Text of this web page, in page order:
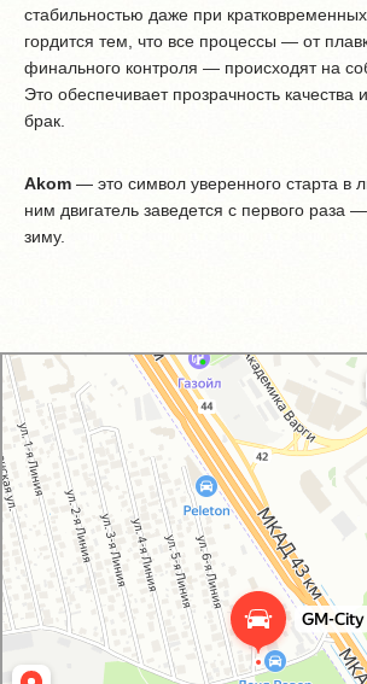
стабильностью даже при
гордится тем, что все процессы — от
финального контроля — происходят на
Это обеспечивает прозрачность качества
брак.
Akom — это символ уверенного старта в
ним двигатель заведется с первого раза
зиму.
GM-City&VAG-Repair
Автосервис, автотехцентр в Москве
Магазин автозапчастей и автотоваров в Москве